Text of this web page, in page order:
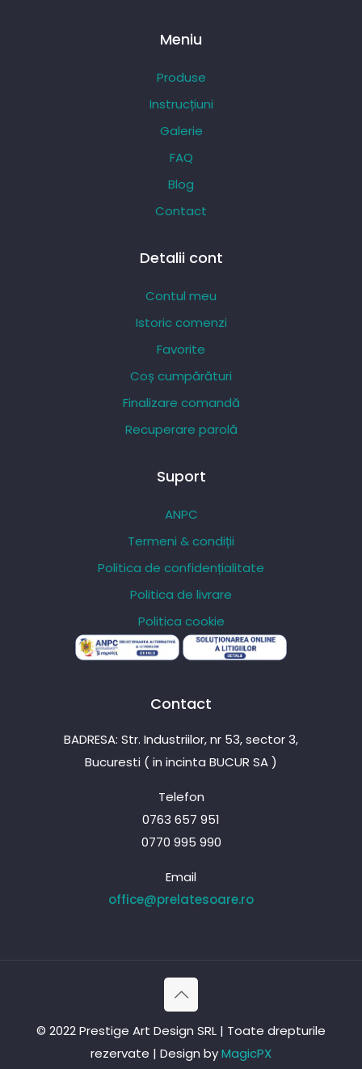
Meniu
Produse
Instrucțiuni
Galerie
FAQ
Blog
Contact
Detalii cont
Contul meu
Istoric comenzi
Favorite
Coș cumpărături
Finalizare comandă
Recuperare parolă
Suport
ANPC
Termeni & condiții
Politica de confidențialitate
Politica de livrare
Politica cookie
Contact
BADRESA: Str. Industriilor, nr 53, sector 3,
Bucuresti ( in incinta BUCUR SA )
Telefon
0763 657 951
0770 995 990
Email
office@prelatesoare.ro
© 2022 Prestige Art Design SRL | Toate drepturile
rezervate | Design byMagicPX